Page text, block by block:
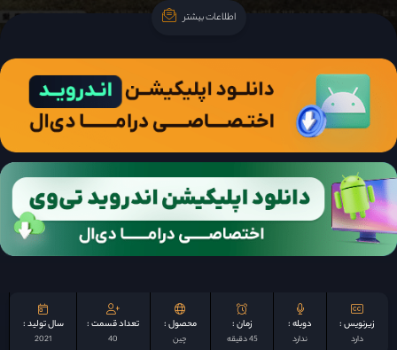
اطلاعات بیشتر
زیرنویس :
دارد
دوبله :
ندارد
زمان :
45 دقیقه
محصول :
چين
تعداد قسمت :
40
سال تولید :
2021